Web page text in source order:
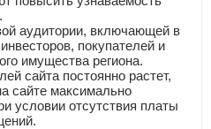
аудитории, включающей в
покупателей и
имущества региона.
сайта постоянно растет,
сайте максимально
условии отсутствия платы